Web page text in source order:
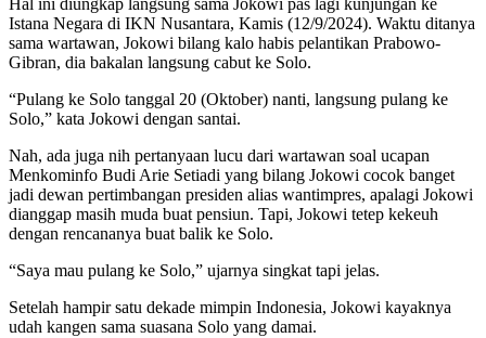
Hal ini diungkap langsung sama Jokowi pas lagi kunjungan ke
Istana Negara di IKN Nusantara, Kamis (12/9/2024). Waktu ditanya
sama wartawan, Jokowi bilang kalo habis pelantikan Prabowo-
Gibran, dia bakalan langsung cabut ke Solo.
“Pulang ke Solo tanggal 20 (Oktober) nanti, langsung pulang ke
Solo,” kata Jokowi dengan santai.
Nah, ada juga nih pertanyaan lucu dari wartawan soal ucapan
Menkominfo Budi Arie Setiadi yang bilang Jokowi cocok banget
jadi dewan pertimbangan presiden alias wantimpres, apalagi Jokowi
dianggap masih muda buat pensiun. Tapi, Jokowi tetep kekeuh
dengan rencananya buat balik ke Solo.
“Saya mau pulang ke Solo,” ujarnya singkat tapi jelas.
Setelah hampir satu dekade mimpin Indonesia, Jokowi kayaknya
udah kangen sama suasana Solo yang damai.